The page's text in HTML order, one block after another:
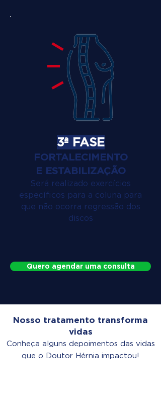
3ª FASE
FORTALECIMENTO
E ESTABILIZAÇÃO
Será realizado exercícios
específicos para a coluna para
que não ocorra regressão dos
discos
Quero agendar uma consulta
Nosso tratamento transforma
vidas
Conheça alguns depoimentos das vidas
que o Doutor Hérnia impactou!